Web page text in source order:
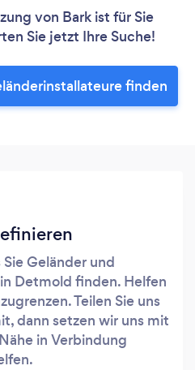
von Bark ist für Sie
Sie jetzt Ihre Suche!
finden
Geländer und
Detmold finden. Helfen
Teilen Sie uns
dann setzen wir uns mit
in Verbindung